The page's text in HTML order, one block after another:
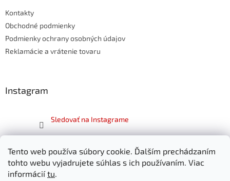
Tento web používa súbory cookie. Ďalším prechádzaním
tohto webu vyjadrujete súhlas s ich používaním. Viac
informáciítu.
Kontakty
Obchodné podmienky
Podmienky ochrany osobných údajov
Reklamácie a vrátenie tovaru
Instagram
Sledovať na Instagrame
Facebook